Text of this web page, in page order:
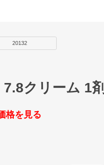
20132
クリーム 1剤
格を見る